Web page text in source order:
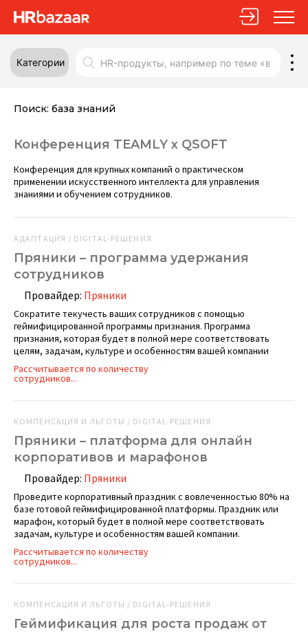
Категории
Поиск: база знаний
Конференция TEAMLY x QSOFT
Конференция для крупных компаний о практическом
применении искусственного интеллекта для управления
знаниями и обучением сотрудников.
АДАПТАЦИЯ / DIGITAL-РЕШЕНИЯ
Пряники – программа удержания
сотрудников
Провайдер: Пряники
Сократите текучесть ваших сотрудников с помощью
геймифицированной программы признания. Программа
признания, которая будет в полной мере соответствовать
целям, задачам, культуре и особенностям вашей компании
Рассчитывается по количеству
сотрудников...
КОМПЕНСАЦИЯ И ЛЬГОТЫ / DIGITAL-РЕШЕНИЯ
Пряники – платформа для онлайн
корпоративов и марафонов
Провайдер: Пряники
Проведите корпоративный праздник с вовлеченностью 80% на
базе готовой геймифицированной платформы. Праздник или
марафон, который будет в полной мере соответствовать
задачам, культуре и особенностям вашей компании.
Рассчитывается по количеству
сотрудников...
КОМПЕНСАЦИЯ И ЛЬГОТЫ / DIGITAL-РЕШЕНИЯ
Геймификация для роста продаж от